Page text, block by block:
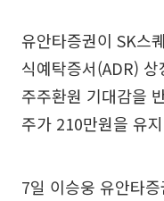
유안타증권이 SK스
식예탁증서(ADR)
주주환원 기대감을
주가 210만원을 유
7일 이승웅 유안타